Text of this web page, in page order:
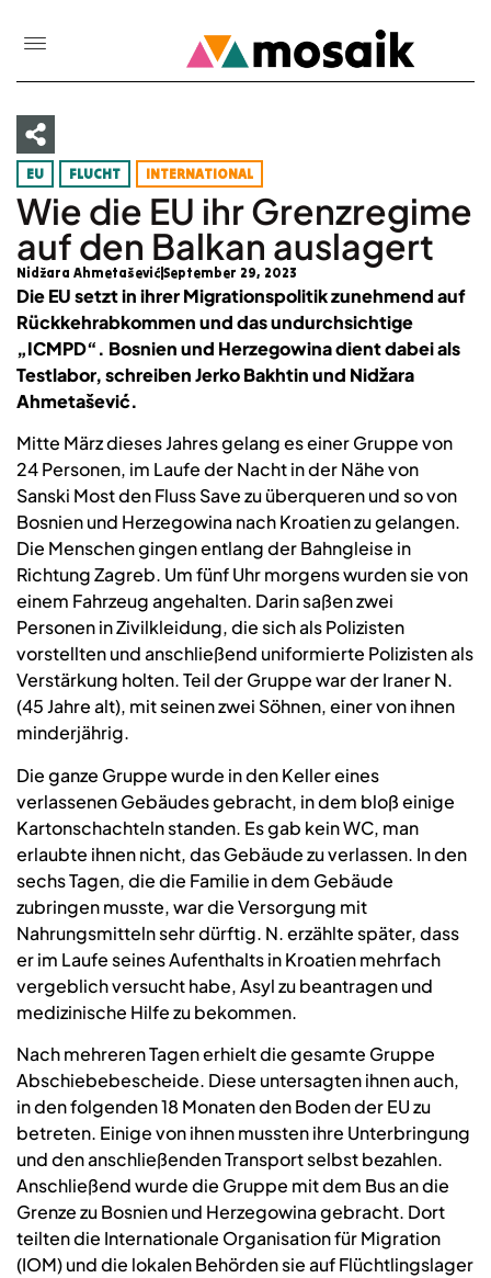
EU FLUCHT INTERNATIONAL
Wie die EU ihr Grenzregime
auf den Balkan auslagert
Nidžara Ahmetašević September 29, 2023
Die EU setzt in ihrer Migrationspolitik zunehmend auf
Rückkehrabkommen und das undurchsichtige
„ICMPD“. Bosnien und Herzegowina dient dabei als
Testlabor, schreiben Jerko Bakhtin und Nidžara
Ahmetašević.
Mitte März dieses Jahres gelang es einer Gruppe von
24 Personen, im Laufe der Nacht in der Nähe von
Sanski Most den Fluss Save zu überqueren und so von
Bosnien und Herzegowina nach Kroatien zu gelangen.
Die Menschen gingen entlang der Bahngleise in
Richtung Zagreb. Um fünf Uhr morgens wurden sie von
einem Fahrzeug angehalten. Darin saßen zwei
Personen in Zivilkleidung, die sich als Polizisten
vorstellten und anschließend uniformierte Polizisten als
Verstärkung holten. Teil der Gruppe war der Iraner N.
(45 Jahre alt), mit seinen zwei Söhnen, einer von ihnen
minderjährig.
Die ganze Gruppe wurde in den Keller eines
verlassenen Gebäudes gebracht, in dem bloß einige
Kartonschachteln standen. Es gab kein WC, man
erlaubte ihnen nicht, das Gebäude zu verlassen. In den
sechs Tagen, die die Familie in dem Gebäude
zubringen musste, war die Versorgung mit
Nahrungsmitteln sehr dürftig. N. erzählte später, dass
er im Laufe seines Aufenthalts in Kroatien mehrfach
vergeblich versucht habe, Asyl zu beantragen und
medizinische Hilfe zu bekommen.
Nach mehreren Tagen erhielt die gesamte Gruppe
Abschiebebescheide. Diese untersagten ihnen auch,
in den folgenden 18 Monaten den Boden der EU zu
betreten. Einige von ihnen mussten ihre Unterbringung
und den anschließenden Transport selbst bezahlen.
Anschließend wurde die Gruppe mit dem Bus an die
Grenze zu Bosnien und Herzegowina gebracht. Dort
teilten die Internationale Organisation für Migration
(IOM) und die lokalen Behörden sie auf Flüchtlingslager